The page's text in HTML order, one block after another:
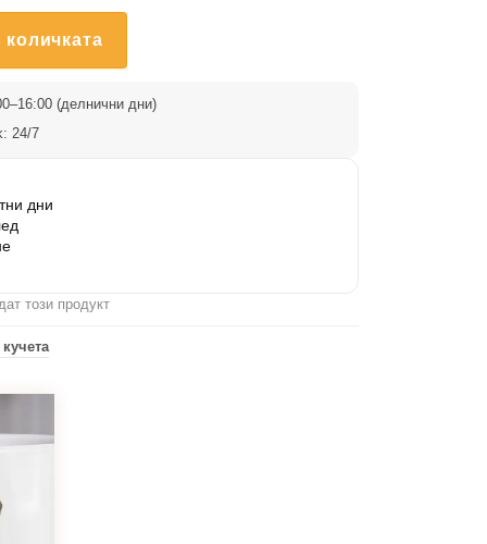
(делнични дни)
24/7
дни
този продукт